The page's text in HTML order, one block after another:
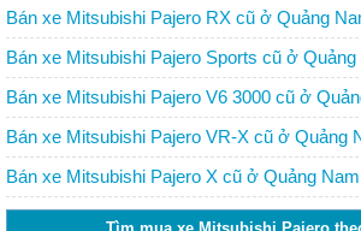
Bán xe Mitsubishi Pajero RX cũ ở Quảng
Bán xe Mitsubishi Pajero Sports cũ ở Quảng
Bán xe Mitsubishi Pajero V6 3000 cũ ở
Bán xe Mitsubishi Pajero VR-X cũ ở Quảng
Bán xe Mitsubishi Pajero X cũ ở Quảng Nam